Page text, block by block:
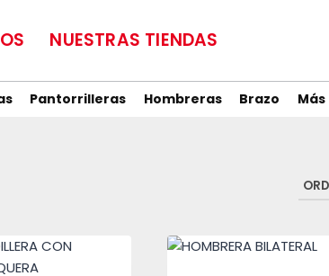
NUESTRAS TIENDAS
Pantorrilleras Hombreras Brazo Más